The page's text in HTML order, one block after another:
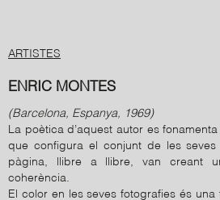
ARTISTES
ENRIC MONTES
(Barcelona, Espanya, 1969)
La poètica d’aquest autor es
que configura el conjunt de les
pàgina, llibre a llibre, van creant
coherència.
El color en les seves fotografies és